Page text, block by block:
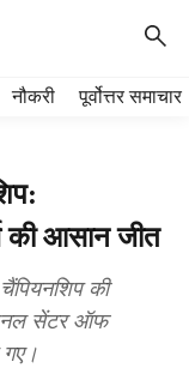
नौकरी पूर्वोत्तर समाचार
की आसान जीत
की
सेंटर ऑफ